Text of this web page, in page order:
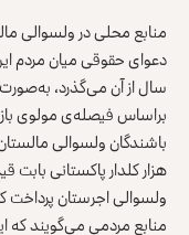
منابع محلی در ولسوالی
سال از آن می‌گذرد،
براساس فیصله‌ی مولوی
ولسوالی اجرستان پرداخت